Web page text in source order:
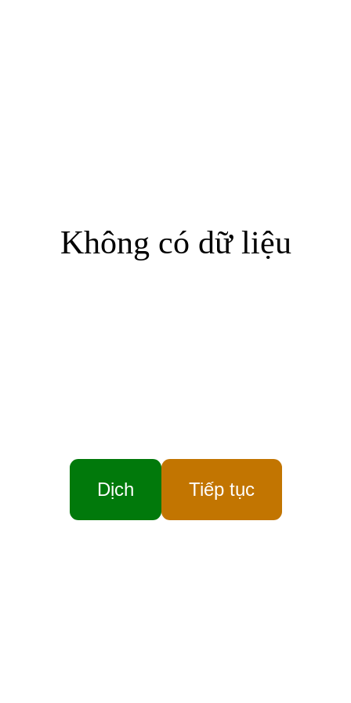
Không có dữ liệu
Dịch Tiếp tục